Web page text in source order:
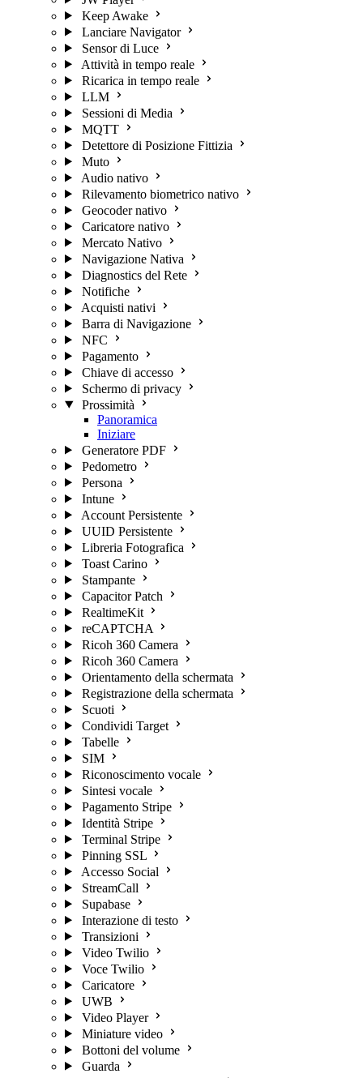
Keep Awake
Lanciare Navigator
Sensor di Luce
Attività in tempo reale
Ricarica in tempo reale
LLM
Sessioni di Media
MQTT
Detettore di Posizione Fittizia
Muto
Audio nativo
Rilevamento biometrico nativo
Geocoder nativo
Caricatore nativo
Mercato Nativo
Navigazione Nativa
Diagnostics del Rete
Notifiche
Acquisti nativi
Barra di Navigazione
NFC
Pagamento
Chiave di accesso
Schermo di privacy
Prossimità
Panoramica
Iniziare
Generatore PDF
Pedometro
Persona
Intune
Account Persistente
UUID Persistente
Libreria Fotografica
Toast Carino
Stampante
Capacitor Patch
RealtimeKit
reCAPTCHA
Ricoh 360 Camera
Ricoh 360 Camera
Orientamento della schermata
Registrazione della schermata
Scuoti
Condividi Target
Tabelle
SIM
Riconoscimento vocale
Sintesi vocale
Pagamento Stripe
Identità Stripe
Terminal Stripe
Pinning SSL
Accesso Social
StreamCall
Supabase
Interazione di testo
Transizioni
Video Twilio
Voce Twilio
Caricatore
UWB
Video Player
Miniature video
Bottoni del volume
Guarda